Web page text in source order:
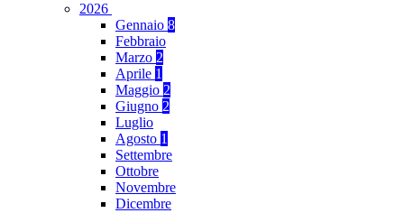
2026
Gennaio 8
Febbraio
Marzo 2
Aprile 1
Maggio 2
Giugno 2
Luglio
Agosto 1
Settembre
Ottobre
Novembre
Dicembre